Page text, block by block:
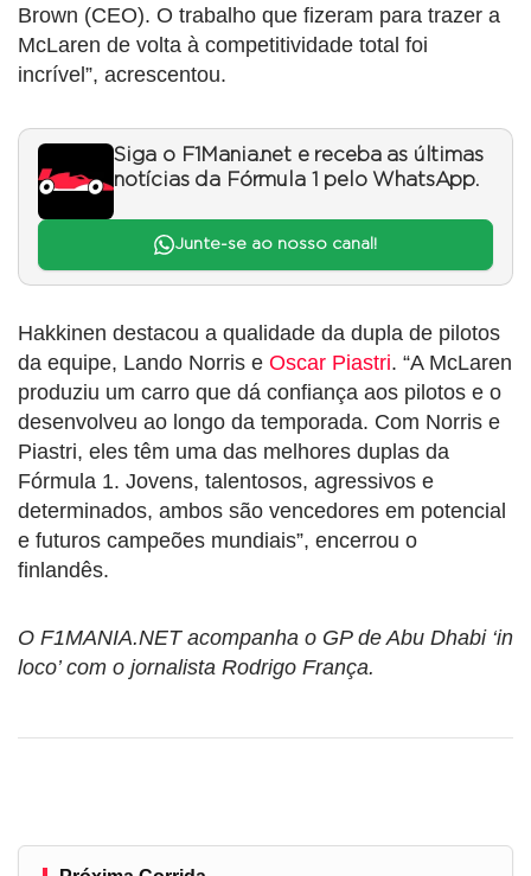
Brown (CEO). O trabalho que fizeram para trazer a
McLaren de volta à competitividade total foi
incrível”, acrescentou.
Siga o F1Mania.net e receba as últimas
notícias da Fórmula 1 pelo WhatsApp.
Junte-se ao nosso canal!
Hakkinen destacou a qualidade da dupla de pilotos
da equipe, Lando Norris e Oscar Piastri. “A McLaren
produziu um carro que dá confiança aos pilotos e o
desenvolveu ao longo da temporada. Com Norris e
Piastri, eles têm uma das melhores duplas da
Fórmula 1. Jovens, talentosos, agressivos e
determinados, ambos são vencedores em potencial
e futuros campeões mundiais”, encerrou o
finlandês.
O F1MANIA.NET acompanha o GP de Abu Dhabi ‘in
loco’ com o jornalista Rodrigo França.